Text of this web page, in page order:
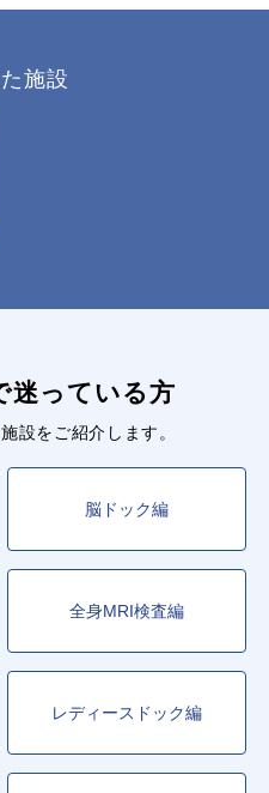
施設
迷っている方
設をご紹介します。
脳ドック編
全身MRI検査編
レディースドック編